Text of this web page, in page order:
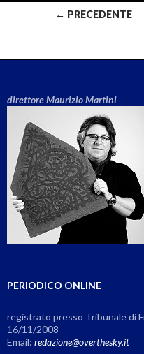
← PRECEDENTE
direttore Maurizio Martini
PERIODICO ONLINE
registrato presso Tribunale di
16/11/2008
Email: redazione@overthesky.it